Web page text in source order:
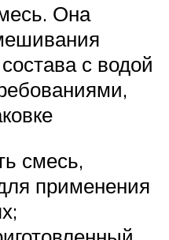
Она
с водой
смесь,
применения